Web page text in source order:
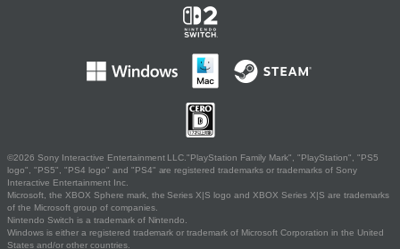
©2026 Sony Interactive Entertainment LLC."PlayStation Family Mark", "PlayStation", "PS5
logo", "PS5", "PS4 logo" and "PS4" are registered trademarks or trademarks of Sony
Interactive Entertainment Inc.
Microsoft, the XBOX Sphere mark, the Series X|S logo and XBOX Series X|S are trademarks
of the Microsoft group of companies.
Nintendo Switch is a trademark of Nintendo.
Windows is either a registered trademark or trademark of Microsoft Corporation in the United
States and/or other countries.